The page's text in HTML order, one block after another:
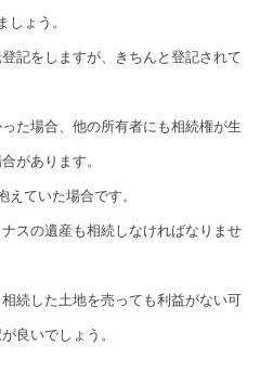
ょう。
記をしますが、きちんと登記されて
た場合、他の所有者にも相続権が生
があります。
ていた場合です。
スの遺産も相続しなければなりませ
続した土地を売っても利益がない可
良いでしょう。